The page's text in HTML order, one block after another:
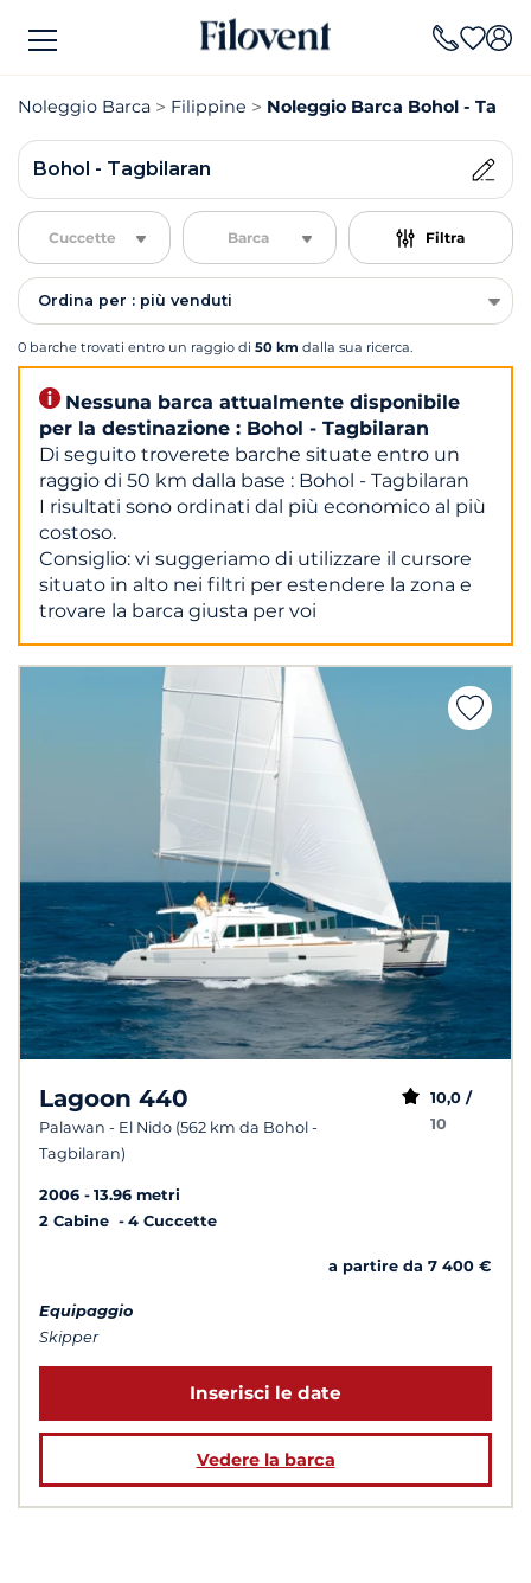
Noleggio Barca Filippine Noleggio Barca Bohol -
Bohol - Tagbilaran
Cuccette Barca Filtra
Ordina per : più venduti
0 barche trovati entro un raggio di 50 km dalla sua ricerca.
Nessuna barca attualmente disponibile
per la destinazione : Bohol - Tagbilaran
Di seguito troverete barche situate entro un
raggio di 50 km dalla base : Bohol - Tagbilaran
I risultati sono ordinati dal più economico al più
costoso.
Consiglio: vi suggeriamo di utilizzare il cursore
situato in alto nei filtri per estendere la zona e
trovare la barca giusta per voi
Lagoon 440
Palawan - El Nido (562 km da Bohol -
Tagbilaran)
10,0 /
10
2006
13.96 metri
2 Cabine
4 Cuccette
a partire da 7 400 €
Equipaggio
Skipper
Inserisci le date
Vedere la barca